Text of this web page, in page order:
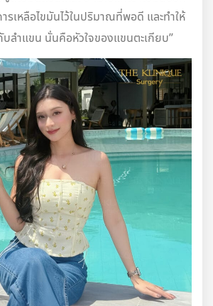
รเหลือไขมันไว้ในปริมาณที่พอดี และทำให้
ลำแขน นั่นคือหัวใจของแขนตะเกียบ”